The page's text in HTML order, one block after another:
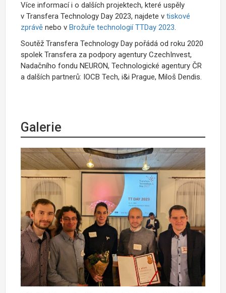
Více informací i o dalších projektech, které uspěly
v Transfera Technology Day 2023, najdete v tiskové
zprávě nebo v Brožuře technologií TTDay 2023.
Soutěž Transfera Technology Day pořádá od roku 2020
spolek Transfera za podpory agentury CzechInvest,
Nadačního fondu NEURON, Technologické agentury ČR
a dalších partnerů: IOCB Tech, i&i Prague, Miloš Dendis.
Galerie